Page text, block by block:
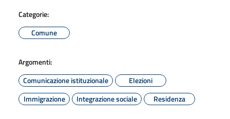
Categorie:
Comune
Argomenti:
Comunicazione istituzionale
Elezioni
Immigrazione
Integrazione sociale Residenza